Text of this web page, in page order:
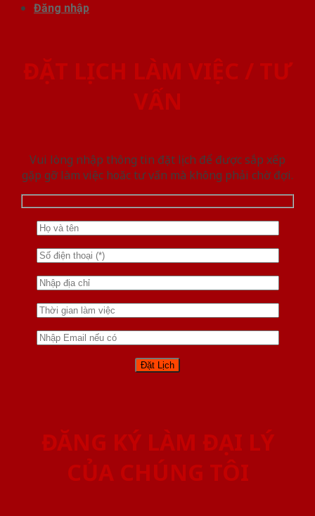
Đăng nhập
ĐẶT LỊCH LÀM VIỆC / TƯ
VẤN
Vui lòng nhập thông tin đặt lịch để được sắp xếp
gặp gỡ làm việc hoăc tư vấn mà không phải chờ đợi.
ĐĂNG KÝ LÀM ĐẠI LÝ
CỦA CHÚNG TÔI